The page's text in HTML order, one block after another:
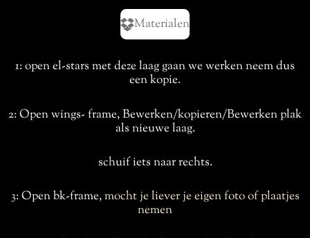
Materialen
1: open el-stars met deze laag gaan we werken neem dus
een kopie.
2: Open wings- frame, Bewerken/kopieren/Bewerken plak
als nieuwe laag.
schuif iets naar rechts.
3: Open bk-frame,mocht je liever je eigen foto of plaatjes
nemen